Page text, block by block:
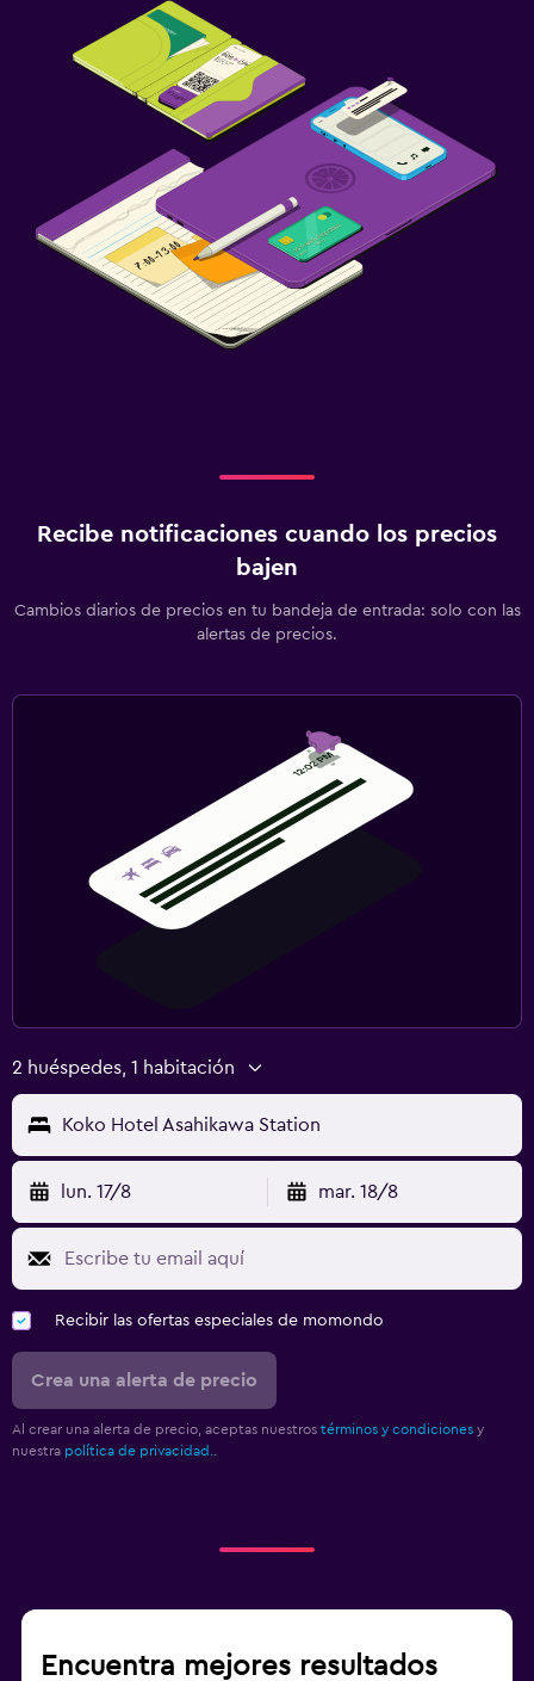
Recibe notificaciones cuando los precios
bajen
Cambios diarios de precios en tu bandeja de entrada: solo con las
alertas de precios.
2 huéspedes, 1 habitación
Koko Hotel Asahikawa Station
lun. 17/8 mar. 18/8
Recibir las ofertas especiales de momondo
Crea una alerta de precio
Al crear una alerta de precio, aceptas nuestros términos y condiciones y
nuestra política de privacidad.
Encuentra mejores resultados